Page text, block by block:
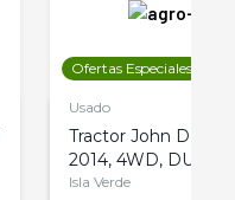
Ofertas Especiales
Usado
Tractor John Deere
2014, 4WD, DUAL
Isla Verde